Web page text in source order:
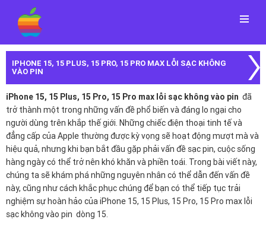
Menu
IPHONE 15, 15 PLUS, 15 PRO, 15 PRO MAX LỖI SẠC KHÔNG
VÀO PIN
iPhone 15, 15 Plus, 15 Pro, 15 Pro max lỗi sạc không vào pin đã
trở thành một trong những vấn đề phổ biến và đáng lo ngại cho
người dùng trên khắp thế giới. Những chiếc điện thoại tinh tế và
đẳng cấp của Apple thường được kỳ vọng sẽ hoạt động mượt mà và
hiệu quả, nhưng khi bạn bắt đầu gặp phải vấn đề sạc pin, cuộc sống
hàng ngày có thể trở nên khó khăn và phiền toái. Trong bài viết này,
chúng ta sẽ khám phá những nguyên nhân có thể dẫn đến vấn đề
này, cũng như cách khắc phục chúng để bạn có thể tiếp tục trải
nghiệm sự hoàn hảo của iPhone 15, 15 Plus, 15 Pro, 15 Pro max lỗi
sạc không vào pin dòng 15.